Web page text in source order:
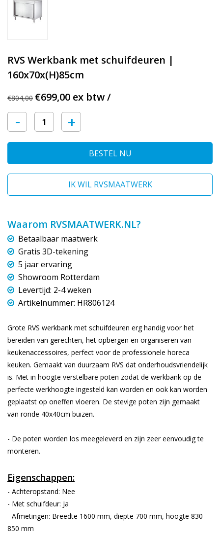
RVS Werkbank met schuifdeuren |
160x70x(H)85cm
€804,00 €699,00 ex btw /
- +
BESTEL NU
IK WIL RVSMAATWERK
Waarom RVSMAATWERK.NL?
Betaalbaar maatwerk
Gratis 3D-tekening
5 jaar ervaring
Showroom Rotterdam
Levertijd: 2-4 weken
Artikelnummer: HR806124
Grote RVS werkbank met schuifdeuren erg handig voor het
bereiden van gerechten, het opbergen en organiseren van
keukenaccessoires, perfect voor de professionele horeca
keuken. Gemaakt van duurzaam RVS dat onderhoudsvriendelijk
is. Met in hoogte verstelbare poten zodat de werkbank op de
perfecte werkhoogte ingesteld kan worden en ook kan worden
geplaatst op oneffen vloeren. De stevige poten zijn gemaakt
van ronde 40x40cm buizen.
- De poten worden los meegeleverd en zijn zeer eenvoudig te
monteren.
Eigenschappen:
- Achteropstand: Nee
- Met schuifdeur: Ja
- Afmetingen: Breedte 1600 mm, diepte 700 mm, hoogte 830-
850 mm